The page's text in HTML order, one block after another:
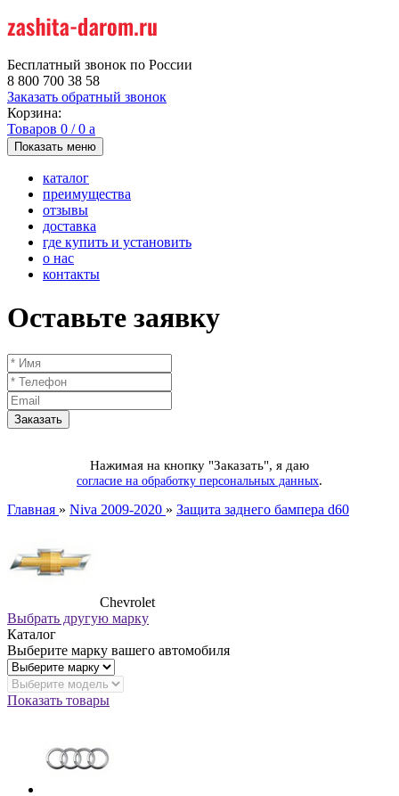
Бесплатный звонок по России
8 800 700 38 58
Заказать обратный звонок
Корзина:
Товаров 0 /0 a
Показать меню
каталог
преимущества
отзывы
доставка
где купить и установить
о нас
контакты
Оставьте заявку
Нажимая на кнопку "Заказать", я даю
согласие на обработку персональных данных.
Главная » Niva 2009-2020 » Защита заднего бампера d60
Chevrolet
Выбрать другую марку
Каталог
Выберите марку вашего автомобиля
Показать товары